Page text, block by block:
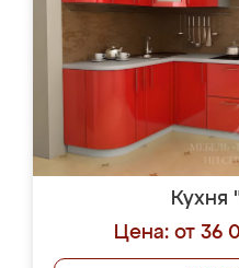
Кухня
Цена: от 36